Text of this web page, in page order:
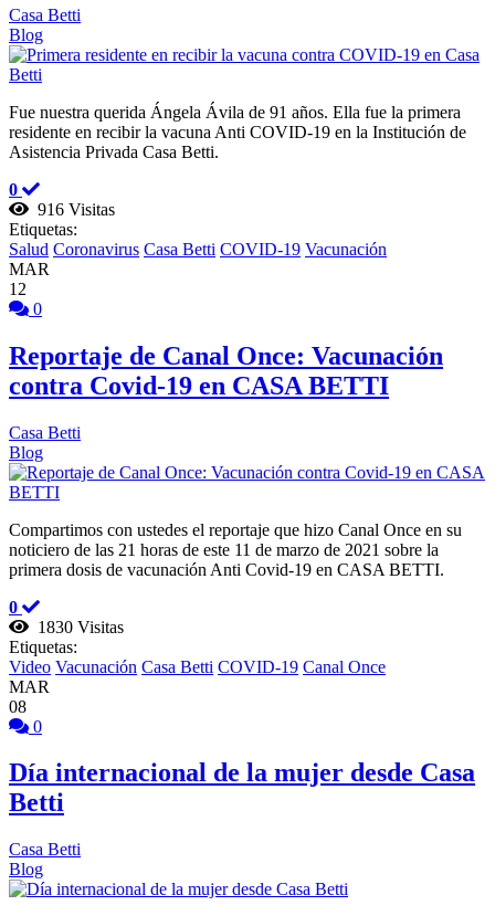
Casa Betti
Blog
Fue nuestra querida Ángela Ávila de 91 años. Ella fue la primera
residente en recibir la vacuna Anti COVID-19 en la Institución de
Asistencia Privada Casa Betti.
0
916 Visitas
Etiquetas:
Salud Coronavirus Casa Betti COVID-19 Vacunación
MAR
12
0
Reportaje de Canal Once: Vacunación
contra Covid-19 en CASA BETTI
Casa Betti
Blog
Compartimos con ustedes el reportaje que hizo Canal Once en su
noticiero de las 21 horas de este 11 de marzo de 2021 sobre la
primera dosis de vacunación Anti Covid-19 en CASA BETTI.
0
1830 Visitas
Etiquetas:
Video Vacunación Casa Betti COVID-19 Canal Once
MAR
08
0
Día internacional de la mujer desde Casa
Betti
Casa Betti
Blog